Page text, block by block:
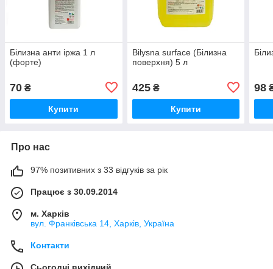
Білизна анти іржа 1 л
(форте)
70 ₴
Купити
Bilysna surface (Білизна
поверхня) 5 л
425₴
Купити
98
Про нас
97% позитивних з 33 відгуків за рік
Працює з 30.09.2014
м. Харків
вул. Франківська 14, Харків, Україна
Контакти
Сьогодні вихідний